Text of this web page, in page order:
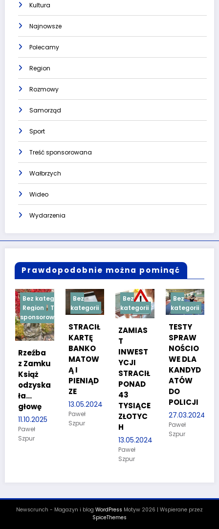
Kultura
Najnowsze
Polecamy
Region
Rozmowy
Samorząd
Sport
Treść sponsorowana
Wałbrzych
Wideo
Wydarzenia
Prawdopodobnie można pominąć
Treść
Bez
kategorii
STRACIŁ
KARTĘ
BANKO
MATOW
Ą I
PIENIĄD
13.05.2024
Paweł
Szpur
Bez
kategorii
ZAMIAS
T
INWEST
YCJI
STRACIŁ
PONAD
43
TYSIĄCE
ZŁOTYC
H
Bez
kategorii
TESTY
NOŚCIO
WE DLA
KANDYD
ATÓW
DO
POLICJI
27.03.2024
Paweł
Bez
kategorii
W ręce
policjan
tów
wpadło
dwóch
poszuki
wanych
08.02.2024
Paweł
Szpur
Newscrunch - Magazyn i blog WordPress Motyw 2026 | Wspierane przez
SpiceThemes